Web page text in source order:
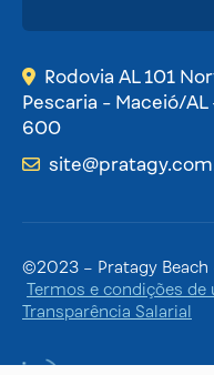
Rodovia AL 101
Pescaria - Maceió/
600
©2023 – Pratagy Beach
Termos e condições de
Transparência Salarial